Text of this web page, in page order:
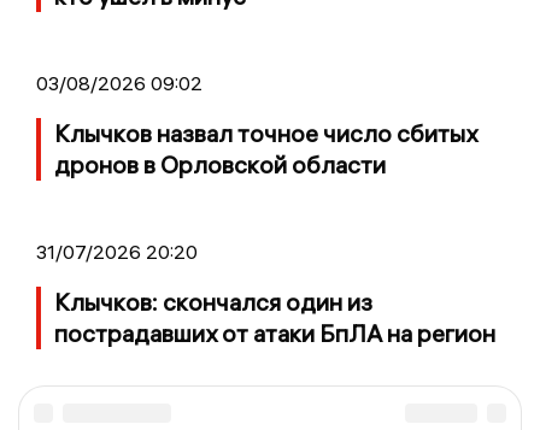
03/08/2026 09:02
Клычков назвал точное число сбитых
дронов в Орловской области
31/07/2026 20:20
Клычков: скончался один из
пострадавших от атаки БпЛА на регион